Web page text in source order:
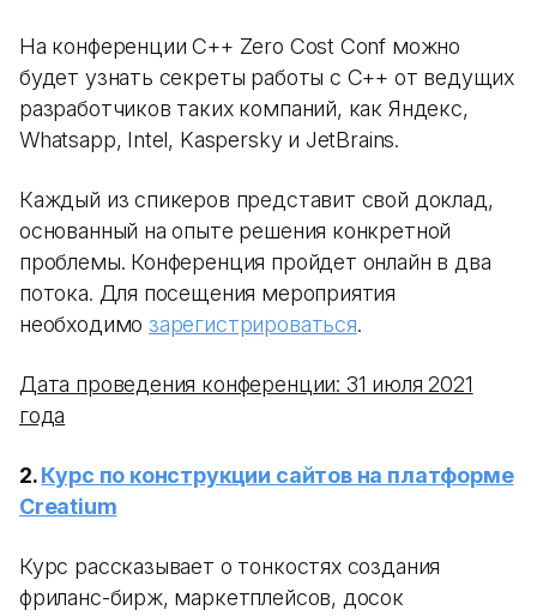
На конференции C++ Zero Cost Conf можно
будет узнать секреты работы с С++ от ведущих
разработчиков таких компаний, как Яндекс,
Whatsapp, Intel, Kaspersky и JetBrains.
Каждый из спикеров представит свой доклад,
основанный на опыте решения конкретной
проблемы. Конференция пройдет онлайн в два
потока. Для посещения мероприятия
необходимо зарегистрироваться.
Дата проведения конференции: 31 июля 2021
года
2.Курс по конструкции сайтов на платформе
Creatium
Курс рассказывает о тонкостях создания
фриланс-бирж, маркетплейсов, досок